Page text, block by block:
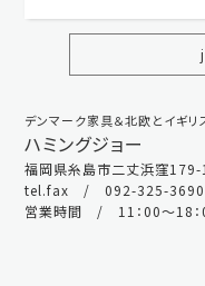
デンマーク家具＆北欧とイギリ
ハミングジョー
福岡県糸島市二丈浜窪179-1
tel.fax / 092-325-3690
営業時間 / 11：00～18：